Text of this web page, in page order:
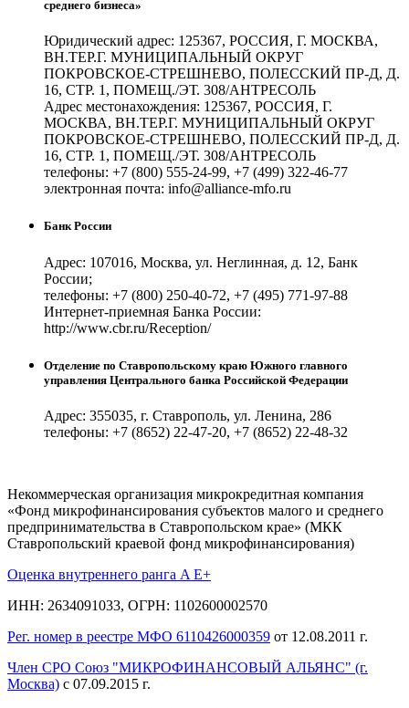
среднего бизнеса»
Юридический адрес: 125367, РОССИЯ, Г. МОСКВА,
ВН.ТЕР.Г. МУНИЦИПАЛЬНЫЙ ОКРУГ
ПОКРОВСКОЕ-СТРЕШНЕВО, ПОЛЕССКИЙ ПР-Д, Д.
16, СТР. 1, ПОМЕЩ./ЭТ. 308/АНТРЕСОЛЬ
Адрес местонахождения: 125367, РОССИЯ, Г.
МОСКВА, ВН.ТЕР.Г. МУНИЦИПАЛЬНЫЙ ОКРУГ
ПОКРОВСКОЕ-СТРЕШНЕВО, ПОЛЕССКИЙ ПР-Д, Д.
16, СТР. 1, ПОМЕЩ./ЭТ. 308/АНТРЕСОЛЬ
телефоны: +7 (800) 555-24-99, +7 (499) 322-46-77
электронная почта: info@alliance-mfo.ru
Банк России
Адрес: 107016, Москва, ул. Неглинная, д. 12, Банк
России;
телефоны: +7 (800) 250-40-72, +7 (495) 771-97-88
Интернет-приемная Банка России:
http://www.cbr.ru/Reception/
Отделение по Ставропольскому краю Южного главного
управления Центрального банка Российской Федерации
Адрес: 355035, г. Ставрополь, ул. Ленина, 286
телефоны: +7 (8652) 22-47-20, +7 (8652) 22-48-32
Некоммерческая организация микрокредитная компания
«Фонд микрофинансирования субъектов малого и среднего
предпринимательства в Ставропольском крае» (МКК
Ставропольский краевой фонд микрофинансирования)
Оценка внутреннего ранга A E+
ИНН: 2634091033, ОГРН: 1102600002570
Рег. номер в реестре МФО 6110426000359 от 12.08.2011 г.
Член СРО Союз "МИКРОФИНАНСОВЫЙ АЛЬЯНС" (г.
Москва) с 07.09.2015 г.